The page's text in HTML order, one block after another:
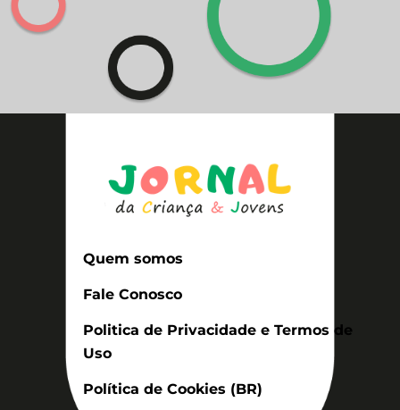
Quem somos
Fale Conosco
Politica de Privacidade e Termos de
Uso
Política de Cookies (BR)